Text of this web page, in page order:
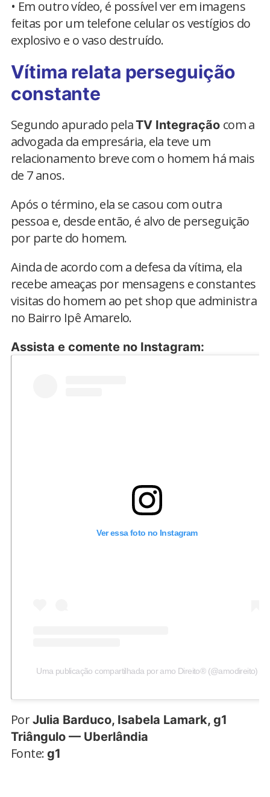
• Em outro vídeo, é possível ver em imagens
feitas por um telefone celular os vestígios do
explosivo e o vaso destruído.
Vítima relata perseguição
constante
Segundo apurado pelaTV Integração com a
advogada da empresária, ela teve um
relacionamento breve com o homem há mais
de 7 anos.
Após o término, ela se casou com outra
pessoa e, desde então, é alvo de perseguição
por parte do homem.
Ainda de acordo com a defesa da vítima, ela
recebe ameaças por mensagens e constantes
visitas do homem ao pet shop que administra
no Bairro Ipê Amarelo.
Assista e comente no Instagram:
Ver essa foto no Instagram
Uma publicação compartilhada por amo Direito® (@amodireito)
PorJulia Barduco, Isabela Lamark, g1
Triângulo — Uberlândia
Fonte: g1